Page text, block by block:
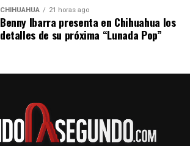
CHIHUAHUA 21 horas ago
Benny Ibarra presenta en Chihuahua los
detalles de su próxima “Lunada Pop”